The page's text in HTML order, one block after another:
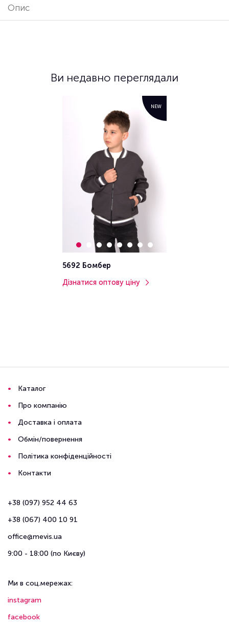
Опис
Ви недавно переглядали
NEW
5692 Бомбер
Дізнатися оптову ціну
Каталог
Про компанію
Доставка і оплата
Обмін/повернення
Політика конфіденційності
Контакти
+38 (097) 952 44 63
+38 (067) 400 10 91
office@mevis.ua
9:00 - 18:00 (по Києву)
Ми в соц.мережах:
instagram
facebook